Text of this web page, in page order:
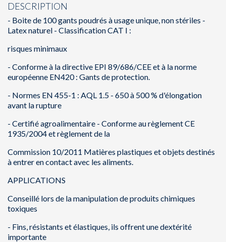
DESCRIPTION
- Boite de 100 gants poudrés à usage unique, non stériles -
Latex naturel - Classification CAT I :
risques minimaux
- Conforme à la directive EPI 89/686/CEE et à la norme
européenne EN420 : Gants de protection.
- Normes EN 455-1 : AQL 1.5 - 650 à 500 % d'élongation
avant la rupture
- Certifié agroalimentaire - Conforme au règlement CE
1935/2004 et règlement de la
Commission 10/2011 Matières plastiques et objets destinés
à entrer en contact avec les aliments.
APPLICATIONS
Conseillé lors de la manipulation de produits chimiques
toxiques
- Fins, résistants et élastiques, ils offrent une dextérité
importante